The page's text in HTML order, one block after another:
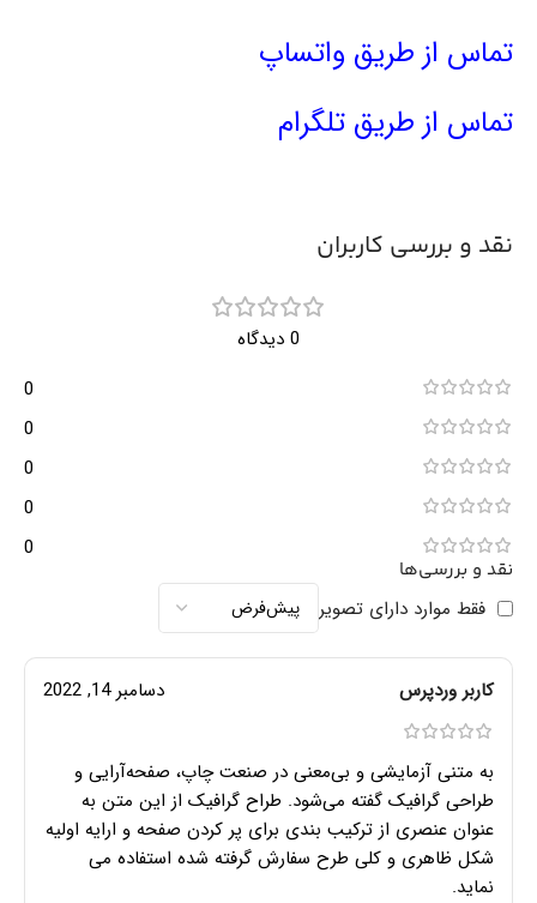
تماس از طریق واتساپ
تماس از طریق تلگرام
نقد و بررسی کاربران
0 دیدگاه
0
0
0
0
0
نقد و بررسی‌ها
فقط موارد دارای تصویر
کاربر وردپرس دسامبر 14, 2022
به متنی آزمایشی و بی‌معنی در صنعت چاپ، صفحه‌آرایی و
طراحی گرافیک گفته می‌شود. طراح گرافیک از این متن به
عنوان عنصری از ترکیب بندی برای پر کردن صفحه و ارایه اولیه
شکل ظاهری و کلی طرح سفارش گرفته شده استفاده می
نماید.